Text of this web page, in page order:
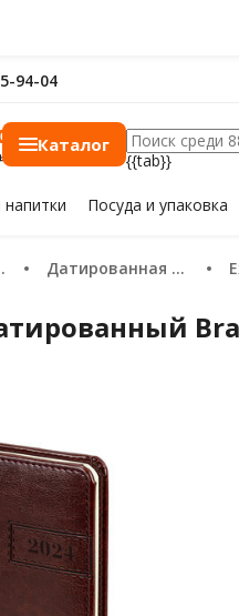
94-04
Каталог
{{tab}}
напитки Посуда и упаковка
Датированная бумажная продукция 2026